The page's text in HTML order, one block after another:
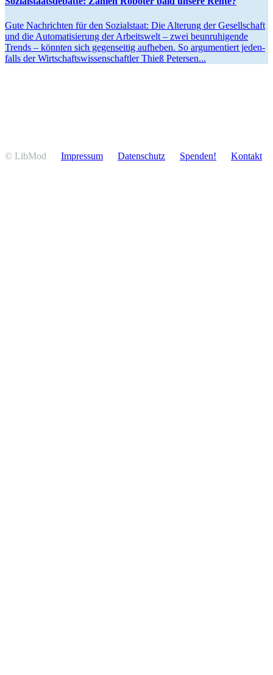
Gute Nachrichten für den Sozial­staat: Die Alterung der Gesell­schaft
und die Automa­ti­sierung der Arbeitswelt – zwei beunru­hi­gende
Trends – könnten sich gegen­seitig aufheben. So argumen­tiert jeden­
falls der Wirtschafts­wis­sen­schaftler Thieß Petersen...
© LibMod Impressum Daten­schutz Spenden! Kontakt